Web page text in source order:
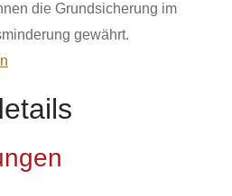
die Grundsicherung im
gewährt.